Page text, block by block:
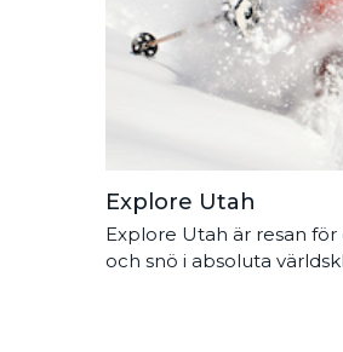
Explore Utah
Explore Utah är resan
och snö i absoluta